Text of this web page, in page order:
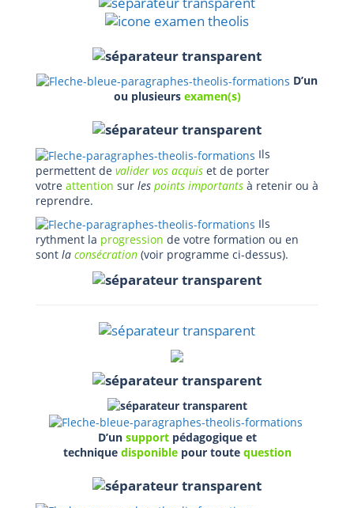
D’un
ou plusieurs examen(s)
Ils
permettent de valider vos acquis et de porter
votre attention sur les points importants à retenir ou à
reprendre.
Ils
rythment la progression de votre formation ou en
sont la consécration (voir programme ci-dessus).
D’un support pédagogique et
technique disponiblepour toute question